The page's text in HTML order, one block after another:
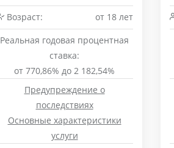
Возраст:
от 18 лет
Реальная годовая процентная
ставка:
от 770,86% до 2 182,54%
Предупреждение о
последствиях
Основные характеристики
услуги